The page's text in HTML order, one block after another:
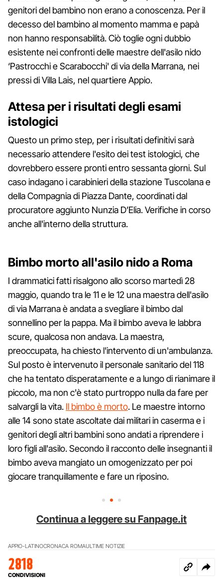
genitori del bambino non erano a conoscenza. Per il
decesso del bambino al momento mamma e papà
non hanno responsabilità. Ciò toglie ogni dubbio
esistente nei confronti delle maestre dell'asilo nido
‘Pastrocchi e Scarabocchi' di via della Marrana, nei
pressi di Villa Lais, nel quartiere Appio.
Attesa per i risultati degli esami
istologici
Questo un primo step, per i risultati definitivi sarà
necessario attendere l'esito dei test istologici, che
dovrebbero essere pronti entro sessanta giorni. Sul
caso indagano i carabinieri della stazione Tuscolana e
della Compagnia di Piazza Dante, coordinati dal
procuratore aggiunto Nunzia D’Elia. Verifiche in corso
anche all'interno della struttura.
Bimbo morto all'asilo nido a Roma
I drammatici fatti risalgono allo scorso martedì 28
maggio, quando tra le 11 e le 12 una maestra dell'asilo
di via Marrana è andata a svegliare il bimbo dal
sonnellino per la pappa. Ma il bimbo aveva le labbra
scure, qualcosa non andava. La maestra,
preoccupata, ha chiesto l'intervento di un'ambulanza.
Sul posto è intervenuto il personale sanitario del 118
che ha tentato disperatamente e a lungo di rianimare il
piccolo, ma non c'è stato purtroppo nulla da fare per
salvargli la vita. Il bimbo è morto. Le maestre intorno
alle 14 sono state ascoltate dai militari in caserma e i
genitori degli altri bambini sono andati a riprendere i
loro figli all'asilo. Secondo il racconto delle insegnanti il
bimbo aveva mangiato un omogenizzato per poi
giocare tranquillamente e fare un riposino.
Continua a leggere su Fanpage.it
APPIO-LATINOCRONACA ROMAULTIME NOTIZIE
2818
CONDIVISIONI